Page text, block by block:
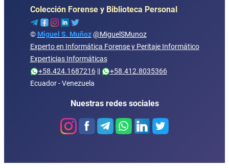
Colección Forense y Biblioteca Personal
© Miguel S. Muñoz @MiguelSMunoz
Experto en Informática Forense y Peritaje Informático
Experticias Informáticas
+58.424.1687216||
+58.412.8035366
Ecuador - Venezuela
Nuestras redes sociales